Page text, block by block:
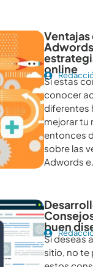
online
Si estas
conocer
diferentes
mejorar tu
entonces
sobre las
Adwords
buen
Si deseas
sitio, no te